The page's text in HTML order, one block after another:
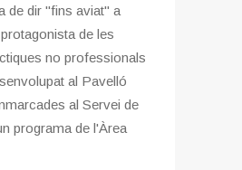
de dir "fins aviat" a
de les
no professionals
al Pavelló
al Servei de
programa de l'Àrea